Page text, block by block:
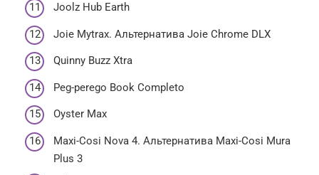
Joolz Hub Earth
Joie Mytrax. Альтернатива Joie Chrome DLX
Quinny Buzz Xtra
Peg-perego Book Completo
Oyster Max
Maxi-Cosi Nova 4. Альтернатива Maxi-Cosi Mura
Plus 3